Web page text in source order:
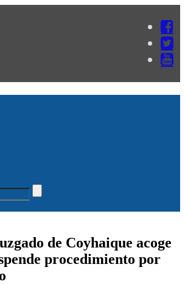
de Coyhaique acoge
procedimiento por